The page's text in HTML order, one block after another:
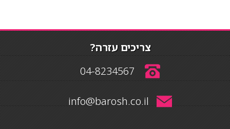
צריכים עזרה?
04-8234567
info@barosh.co.il